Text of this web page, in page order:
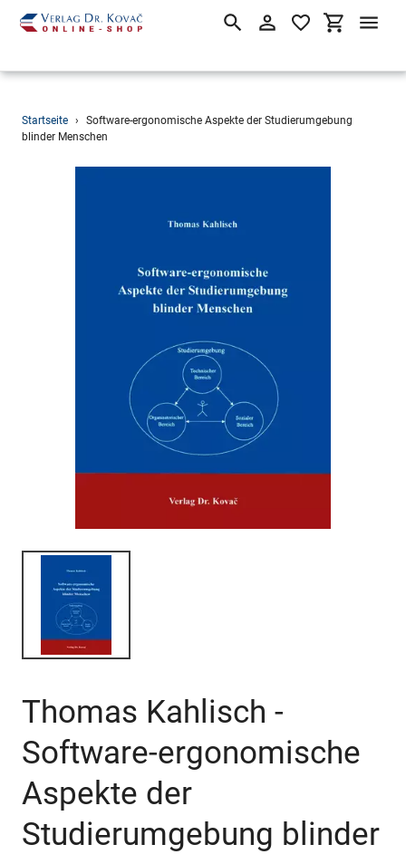
Direkt
zum
SuchenEinloggen
Startseite ›
Software-ergonomische Aspekte der Studierumgebung
blinder Menschen
Thomas Kahlisch -
Software-ergonomische
Aspekte der
Studierumgebung blinder